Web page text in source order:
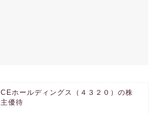
CEホールディングス（４３２０）の株
主優待